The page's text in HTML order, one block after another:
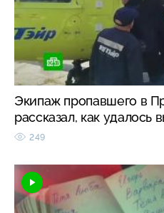
Экипаж пропавшего в
рассказал, как удалось
249